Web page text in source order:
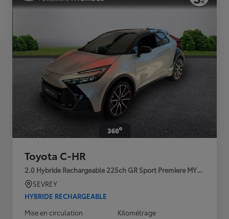
Toyota C-HR
2.0 Hybride Rechargeable 225ch GR Sport Premiere MY25
SEVREY
HYBRIDE RECHARGEABLE
Mise en circulation
Kilométrage